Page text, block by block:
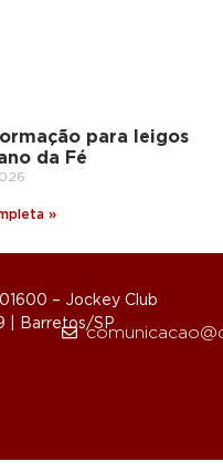
para leigos
da Fé
»
– Jockey Club
| Barretos/SP